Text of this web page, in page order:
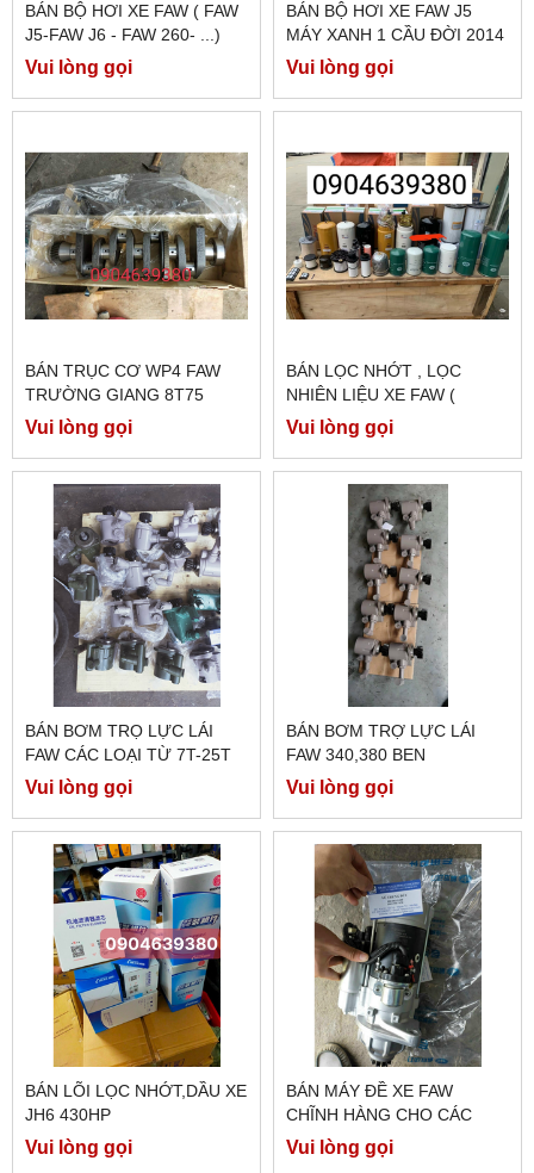
BÁN BỘ HƠI XE FAW ( FAW
J5-FAW J6 - FAW 260- ...)
.HÀNG CHÍNH HÃNG FAW
Vui lòng gọi
BÁN BỘ HƠI XE FAW J5
MÁY XANH 1 CẦU ĐỜI 2014
Vui lòng gọi
BÁN TRỤC CƠ WP4 FAW
TRƯỜNG GIANG 8T75
Vui lòng gọi
BÁN LỌC NHỚT , LỌC
NHIÊN LIỆU XE FAW (
J6,260E5,JH6 430,JH6
Vui lòng gọi
BÁN BƠM TRỌ LỰC LÁI
FAW CÁC LOẠI TỪ 7T-25T
Vui lòng gọi
BÁN BƠM TRỢ LỰC LÁI
FAW 340,380 BEN
Vui lòng gọi
BÁN LÕI LỌC NHỚT,DẦU XE
JH6 430HP
Vui lòng gọi
BÁN MÁY ĐỀ XE FAW
CHĨNH HÀNG CHO CÁC
DÒNG 350HP/260E5/...
Vui lòng gọi